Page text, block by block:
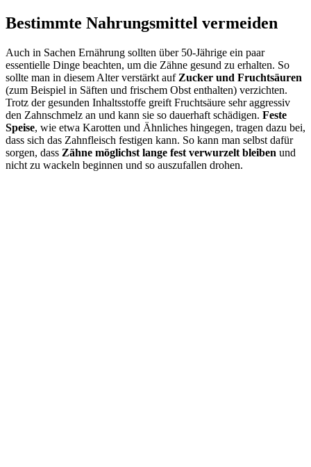
Bestimmte Nahrungsmittel vermeiden
Auch in Sachen Ernährung sollten über 50-Jährige ein paar
essentielle Dinge beachten, um die Zähne gesund zu erhalten. So
sollte man in diesem Alter verstärkt auf Zucker und Fruchtsäuren
(zum Beispiel in Säften und frischem Obst enthalten) verzichten.
Trotz der gesunden Inhaltsstoffe greift Fruchtsäure sehr aggressiv
den Zahnschmelz an und kann sie so dauerhaft schädigen. Feste
Speise, wie etwa Karotten und Ähnliches hingegen, tragen dazu bei,
dass sich das Zahnfleisch festigen kann. So kann man selbst dafür
sorgen, dass Zähne möglichst lange fest verwurzelt bleiben und
nicht zu wackeln beginnen und so auszufallen drohen.